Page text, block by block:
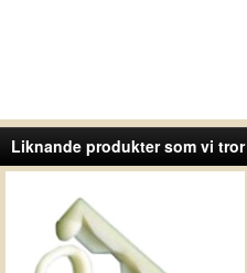
Liknande produkter som vi